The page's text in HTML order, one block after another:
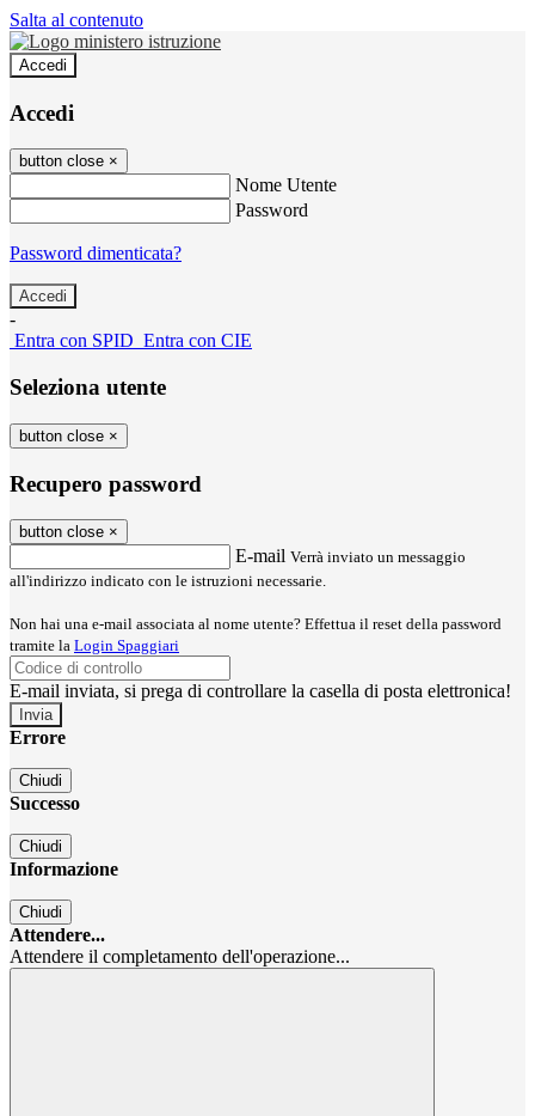
Salta al contenuto
Accedi
Accedi
button close ×
Nome Utente
Password
Password dimenticata?
-
Entra con SPID Entra con CIE
Seleziona utente
button close ×
Recupero password
button close ×
E-mail Verrà inviato un messaggio
all'indirizzo indicato con le istruzioni necessarie.
Non hai una e-mail associata al nome utente? Effettua il reset della password
tramite la Login Spaggiari
E-mail inviata, si prega di controllare la casella di posta elettronica!
Errore
Chiudi
Successo
Chiudi
Informazione
Chiudi
Attendere...
Attendere il completamento dell'operazione...